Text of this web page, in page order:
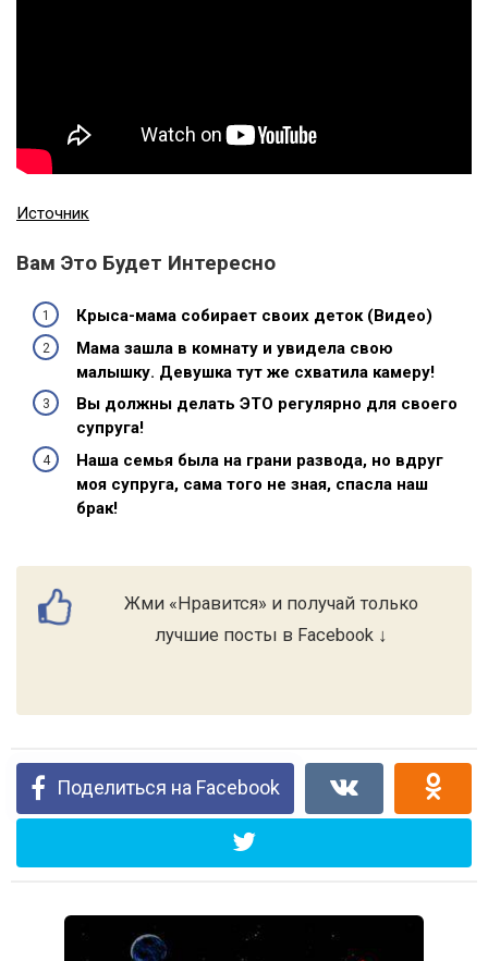
Источник
Вам Это Будет Интересно
Крыса-мама собирает своих деток (Видео)
Мама зашла в комнату и увидела свою
малышку. Девушка тут же схватила камеру!
Вы должны делать ЭТО регулярно для своего
супруга!
Наша семья была на грани развода, но вдруг
моя супруга, сама того не зная, спасла наш
брак!
Жми «Нравится» и получай только
лучшие посты в Facebook ↓
Поделиться на Facebook